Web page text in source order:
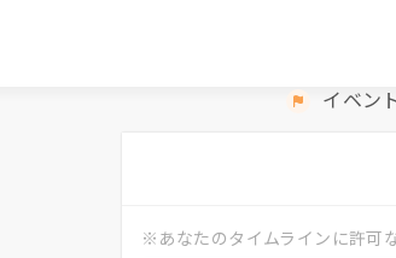
イベン
※あなたのタイムラインに許可